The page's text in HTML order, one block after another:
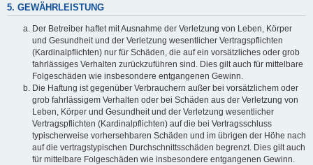
5. GEWÄHRLEISTUNG
Der Betreiber haftet mit Ausnahme der Verletzung von Leben, Körper
und Gesundheit und der Verletzung wesentlicher Vertragspflichten
(Kardinalpflichten) nur für Schäden, die auf ein vorsätzliches oder grob
fahrlässiges Verhalten zurückzuführen sind. Dies gilt auch für mittelbare
Folgeschäden wie insbesondere entgangenen Gewinn.
Die Haftung ist gegenüber Verbrauchern außer bei vorsätzlichem oder
grob fahrlässigem Verhalten oder bei Schäden aus der Verletzung von
Leben, Körper und Gesundheit und der Verletzung wesentlicher
Vertragspflichten (Kardinalpflichten) auf die bei Vertragsschluss
typischerweise vorhersehbaren Schäden und im übrigen der Höhe nach
auf die vertragstypischen Durchschnittsschäden begrenzt. Dies gilt auch
für mittelbare Folgeschäden wie insbesondere entgangenen Gewinn.